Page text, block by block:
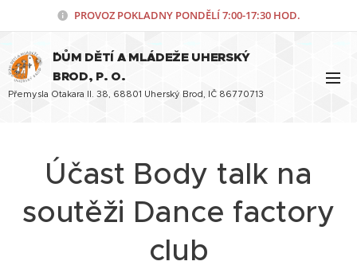
PROVOZ POKLADNY PONDĚLÍ7:00-17:30 HOD.
¨DŮM DĚTÍ A MLÁDEŽE UHERSKÝ
BROD, P. O.
Přemysla Otakara II. 38, 68801 Uherský Brod, IČ 86770713
Účast Body talk na
soutěži Dance factory
club